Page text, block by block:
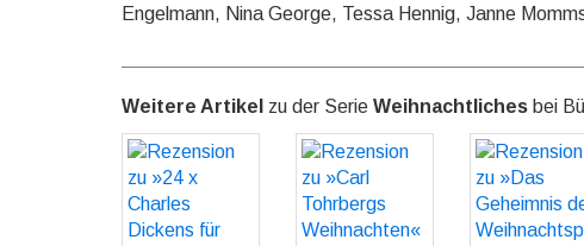
Engelmann, Nina George, Tessa Hennig, Janne
Weitere Artikel zu der Serie Weihnachtliches bei
Rezension zu
»24 x Charles
Dickens für
den Advent«
Rezension zu
»Carl
Tohrbergs
Weihnachten«
Rezension
»Das
Geheimnis